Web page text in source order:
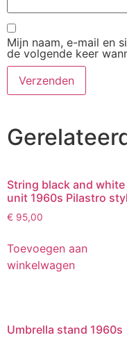
Mijn naam, e-mail en
de volgende keer
String black and white
unit 1960s Pilastro
€ 95,00
Toevoegen aan
winkelwagen
Umbrella stand 1960s